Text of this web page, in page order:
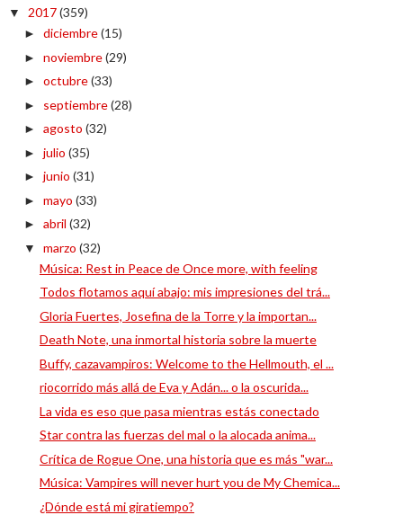
▼ 2017(359)
► diciembre(15)
► noviembre(29)
► octubre(33)
► septiembre(28)
► agosto (32)
► julio (35)
► junio (31)
► mayo (33)
► abril (32)
▼ marzo (32)
Música: Rest in Peace de Once more, with feeling
Todos flotamos aquí abajo: mis impresiones del trá...
Gloria Fuertes, Josefina de la Torre y la importan...
Death Note, una inmortal historia sobre la muerte
Buffy, cazavampiros: Welcome to the Hellmouth, el ...
riocorrido más allá de Eva y Adán... o la oscurida...
La vida es eso que pasa mientras estás conectado
Star contra las fuerzas del mal o la alocada anima...
Crítica de Rogue One, una historia que es más "war...
Música: Vampires will never hurt you de My Chemica...
¿Dónde está mi giratiempo?